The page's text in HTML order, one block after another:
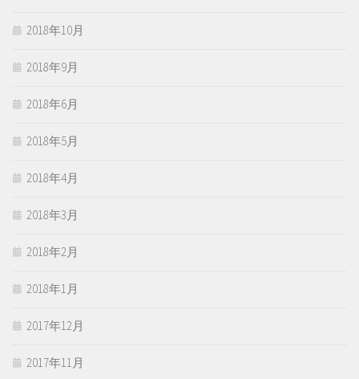
2018年10月
2018年9月
2018年6月
2018年5月
2018年4月
2018年3月
2018年2月
2018年1月
2017年12月
2017年11月